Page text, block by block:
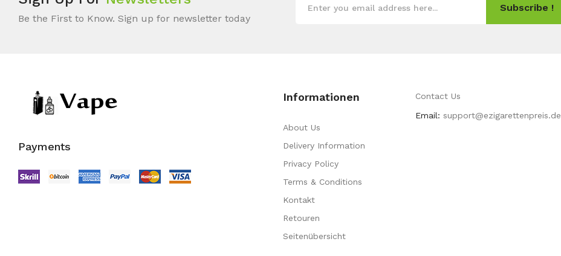
Be the First to Know. Sign up for newsletter today
Subscribe !
Payments
Informationen
About Us
Delivery Information
Privacy Policy
Terms & Conditions
Kontakt
Retouren
Seitenübersicht
Contact Us
Email: support@ezigarettenpreis.de